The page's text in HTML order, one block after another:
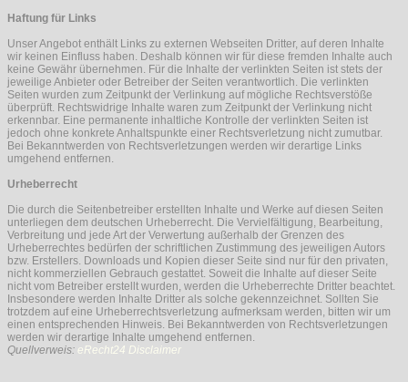
Haftung für Links
Unser Angebot enthält Links zu externen Webseiten Dritter, auf deren Inhalte
wir keinen Einfluss haben. Deshalb können wir für diese fremden Inhalte auch
keine Gewähr übernehmen. Für die Inhalte der verlinkten Seiten ist stets der
jeweilige Anbieter oder Betreiber der Seiten verantwortlich. Die verlinkten
Seiten wurden zum Zeitpunkt der Verlinkung auf mögliche Rechtsverstöße
überprüft. Rechtswidrige Inhalte waren zum Zeitpunkt der Verlinkung nicht
erkennbar. Eine permanente inhaltliche Kontrolle der verlinkten Seiten ist
jedoch ohne konkrete Anhaltspunkte einer Rechtsverletzung nicht zumutbar.
Bei Bekanntwerden von Rechtsverletzungen werden wir derartige Links
umgehend entfernen.
Urheberrecht
Die durch die Seitenbetreiber erstellten Inhalte und Werke auf diesen Seiten
unterliegen dem deutschen Urheberrecht. Die Vervielfältigung, Bearbeitung,
Verbreitung und jede Art der Verwertung außerhalb der Grenzen des
Urheberrechtes bedürfen der schriftlichen Zustimmung des jeweiligen Autors
bzw. Erstellers. Downloads und Kopien dieser Seite sind nur für den privaten,
nicht kommerziellen Gebrauch gestattet. Soweit die Inhalte auf dieser Seite
nicht vom Betreiber erstellt wurden, werden die Urheberrechte Dritter beachtet.
Insbesondere werden Inhalte Dritter als solche gekennzeichnet. Sollten Sie
trotzdem auf eine Urheberrechtsverletzung aufmerksam werden, bitten wir um
einen entsprechenden Hinweis. Bei Bekanntwerden von Rechtsverletzungen
werden wir derartige Inhalte umgehend entfernen.
Quellverweis: eRecht24 Disclaimer